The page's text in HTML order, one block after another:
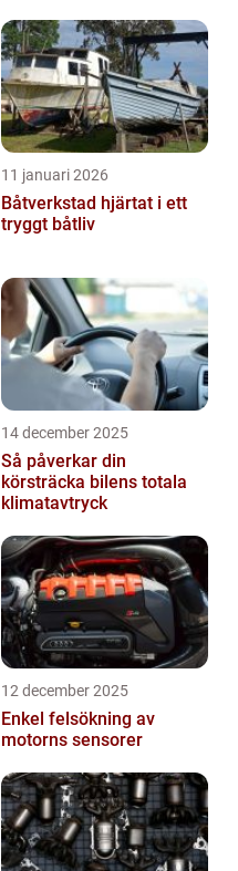
11 januari 2026
Båtverkstad hjärtat i ett
tryggt båtliv
14 december 2025
Så påverkar din
körsträcka bilens totala
klimatavtryck
12 december 2025
Enkel felsökning av
motorns sensorer